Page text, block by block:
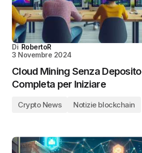
Di RobertoR
3 Novembre 2024
Cloud Mining Senza
Completa per Iniziare
Crypto News Notizie blockchain